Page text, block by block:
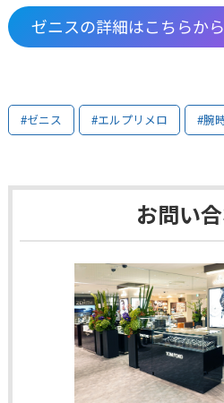
ゼニスの詳細はこちらから
#ゼニス #エルプリメロ #腕
お問い